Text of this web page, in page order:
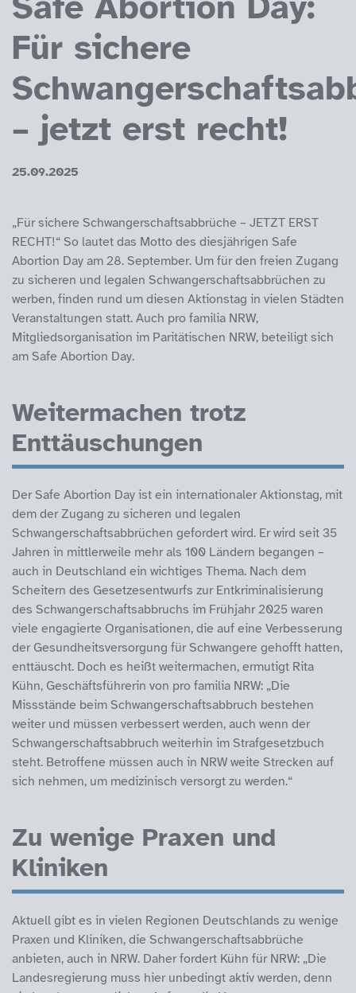
Für sichere
– jetzt erst recht!
25.09.2025
„Für sichere Schwangerschaftsabbrüche – JETZT ERST
RECHT!“ So lautet das Motto des diesjährigen Safe
Abortion Day am 28. September. Um für den freien Zugang
zu sicheren und legalen Schwangerschaftsabbrüchen zu
werben, finden rund um diesen Aktionstag in vielen Städten
Veranstaltungen statt. Auch pro familia NRW,
Mitgliedsorganisation im Paritätischen NRW, beteiligt sich
am Safe Abortion Day.
Weitermachen trotz
Enttäuschungen
Der Safe Abortion Day ist ein internationaler Aktionstag, mit
dem der Zugang zu sicheren und legalen
Schwangerschaftsabbrüchen gefordert wird. Er wird seit 35
Jahren in mittlerweile mehr als 100 Ländern begangen –
auch in Deutschland ein wichtiges Thema. Nach dem
Scheitern des Gesetzesentwurfs zur Entkriminalisierung
des Schwangerschaftsabbruchs im Frühjahr 2025 waren
viele engagierte Organisationen, die auf eine Verbesserung
der Gesundheitsversorgung für Schwangere gehofft hatten,
enttäuscht. Doch es heißt weitermachen, ermutigt Rita
Kühn, Geschäftsführerin von pro familia NRW: „Die
Missstände beim Schwangerschaftsabbruch bestehen
weiter und müssen verbessert werden, auch wenn der
Schwangerschaftsabbruch weiterhin im Strafgesetzbuch
steht. Betroffene müssen auch in NRW weite Strecken auf
sich nehmen, um medizinisch versorgt zu werden.“
Zu wenige Praxen und
Kliniken
Aktuell gibt es in vielen Regionen Deutschlands zu wenige
Praxen und Kliniken, die Schwangerschaftsabbrüche
anbieten, auch in NRW. Daher fordert Kühn für NRW: „Die
Landesregierung muss hier unbedingt aktiv werden, denn